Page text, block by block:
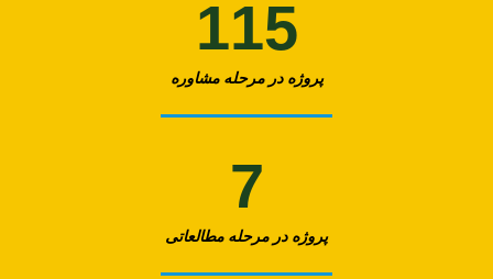
پروژه در مرحله مشاوره
115
پروژه در مرحله مطالعاتی
7